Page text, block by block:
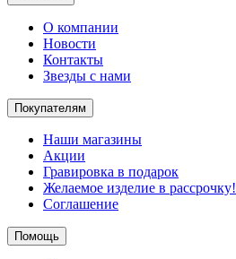
О компании
Новости
Контакты
Звезды с нами
Покупателям
Наши магазины
Акции
Гравировка в подарок
Желаемое изделие в рассрочку!
Соглашение
Помощь